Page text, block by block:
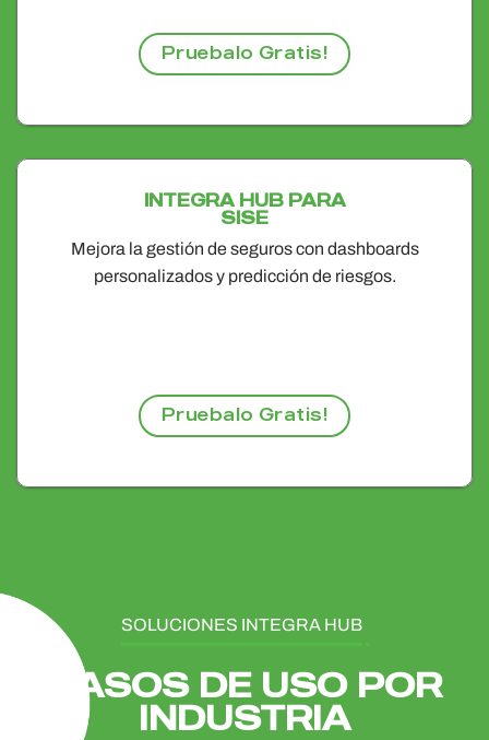
Pruebalo Gratis!
INTEGRA HUB PARA
SISE
Mejora la gestión de seguros con dashboards
personalizados y predicción de riesgos.
Pruebalo Gratis!
SOLUCIONES INTEGRA HUB
CASOS DE USO POR
INDUSTRIA